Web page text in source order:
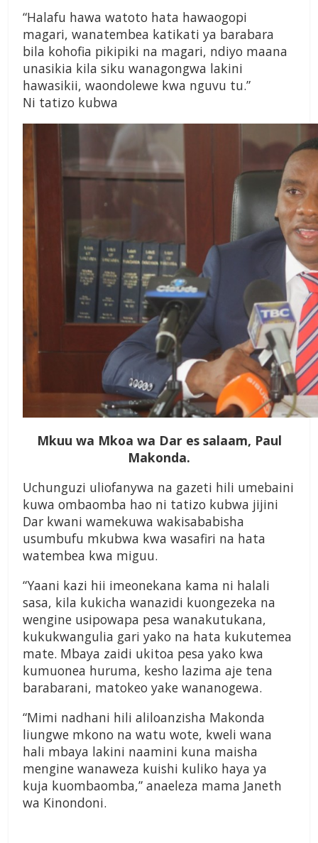
“Halafu hawa watoto hata hawaogopi
magari, wanatembea katikati ya barabara
bila kohofia pikipiki na magari, ndiyo maana
unasikia kila siku wanagongwa lakini
hawasikii, waondolewe kwa nguvu tu.”
Ni tatizo kubwa
Mkuu wa Mkoa wa Dar es salaam, Paul
Makonda.
Uchunguzi uliofanywa na gazeti hili umebaini
kuwa ombaomba hao ni tatizo kubwa jijini
Dar kwani wamekuwa wakisababisha
usumbufu mkubwa kwa wasafiri na hata
watembea kwa miguu.
“Yaani kazi hii imeonekana kama ni halali
sasa, kila kukicha wanazidi kuongezeka na
wengine usipowapa pesa wanakutukana,
kukukwangulia gari yako na hata kukutemea
mate. Mbaya zaidi ukitoa pesa yako kwa
kumuonea huruma, kesho lazima aje tena
barabarani, matokeo yake wananogewa.
“Mimi nadhani hili aliloanzisha Makonda
liungwe mkono na watu wote, kweli wana
hali mbaya lakini naamini kuna maisha
mengine wanaweza kuishi kuliko haya ya
kuja kuombaomba,” anaeleza mama Janeth
wa Kinondoni.